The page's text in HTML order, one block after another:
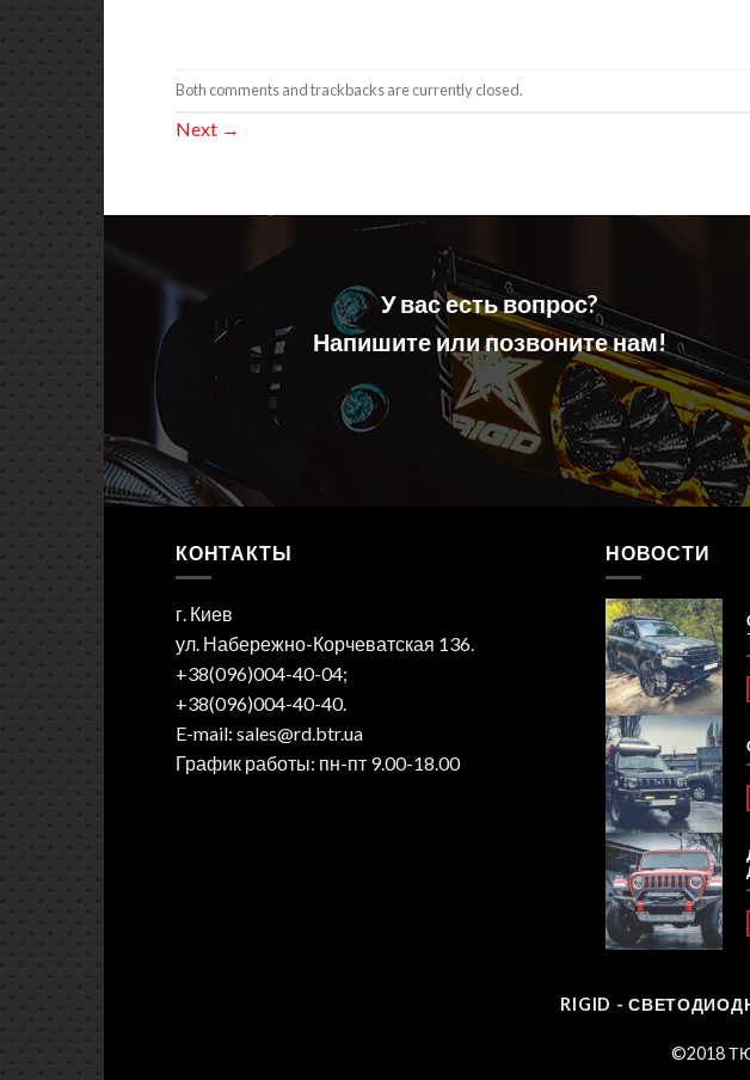
Both comments and trackbacks are currently closed.
Next →
У вас есть вопрос?
Напишите или позвоните нам!
КОНТАКТЫ
г. Киев
ул. Набережно-Корчеватская 136.
+38(096)004-40-04;
+38(096)004-40-40.
E-mail: sales@rd.btr.ua
График работы: пн-пт 9.00-18.00
НОВОСТИ
RIGID -
©2018